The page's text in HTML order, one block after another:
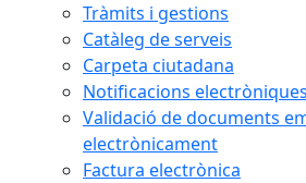
Tràmits i gestions
Catàleg de serveis
Carpeta ciutadana
Notificacions electròniques
Validació de documents
electrònicament
Factura electrònica